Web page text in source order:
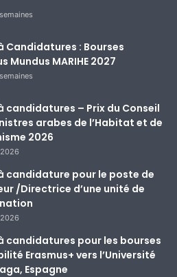
Candidatures : Bourses
Mundus MARIHE 2027
candidatures – Prix du Conseil
arabes de l’Habitat et de
2026
candidature pour le poste de
/Directrice d’une unité de
candidatures pour les bourses
Erasmus+ vers l’Université
Espagne